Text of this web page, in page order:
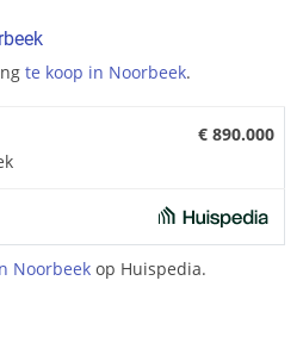
te koop in Noorbeek.
€ 890.000
Noorbeek op Huispedia.